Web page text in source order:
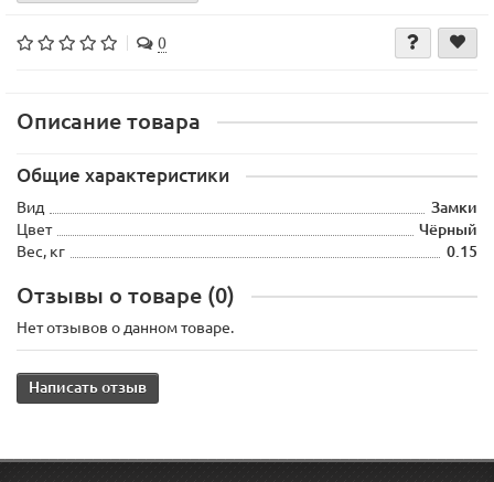
0
Описание товара
Общие характеристики
Вид
Замки
Цвет
Чёрный
Вес, кг
0.15
Отзывы о товаре (0)
Нет отзывов о данном товаре.
Написать отзыв